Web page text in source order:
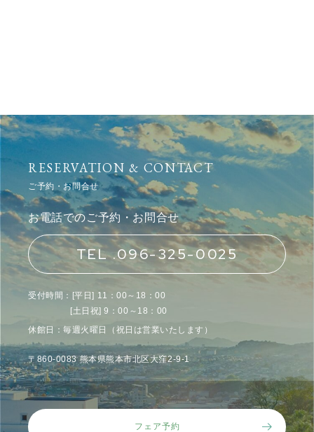
RESERVATION & CONTACT
ご予約・お問合せ
フェア予約
お電話でのご予約・お問合せ
TEL .096-325-0025
受付時間：[平日] 11：00～18：00
[土日祝] 9：00～18：00
休館日：毎週火曜日（祝日は営業いたします）
〒860-0083 熊本県熊本市北区大窪2-9-1